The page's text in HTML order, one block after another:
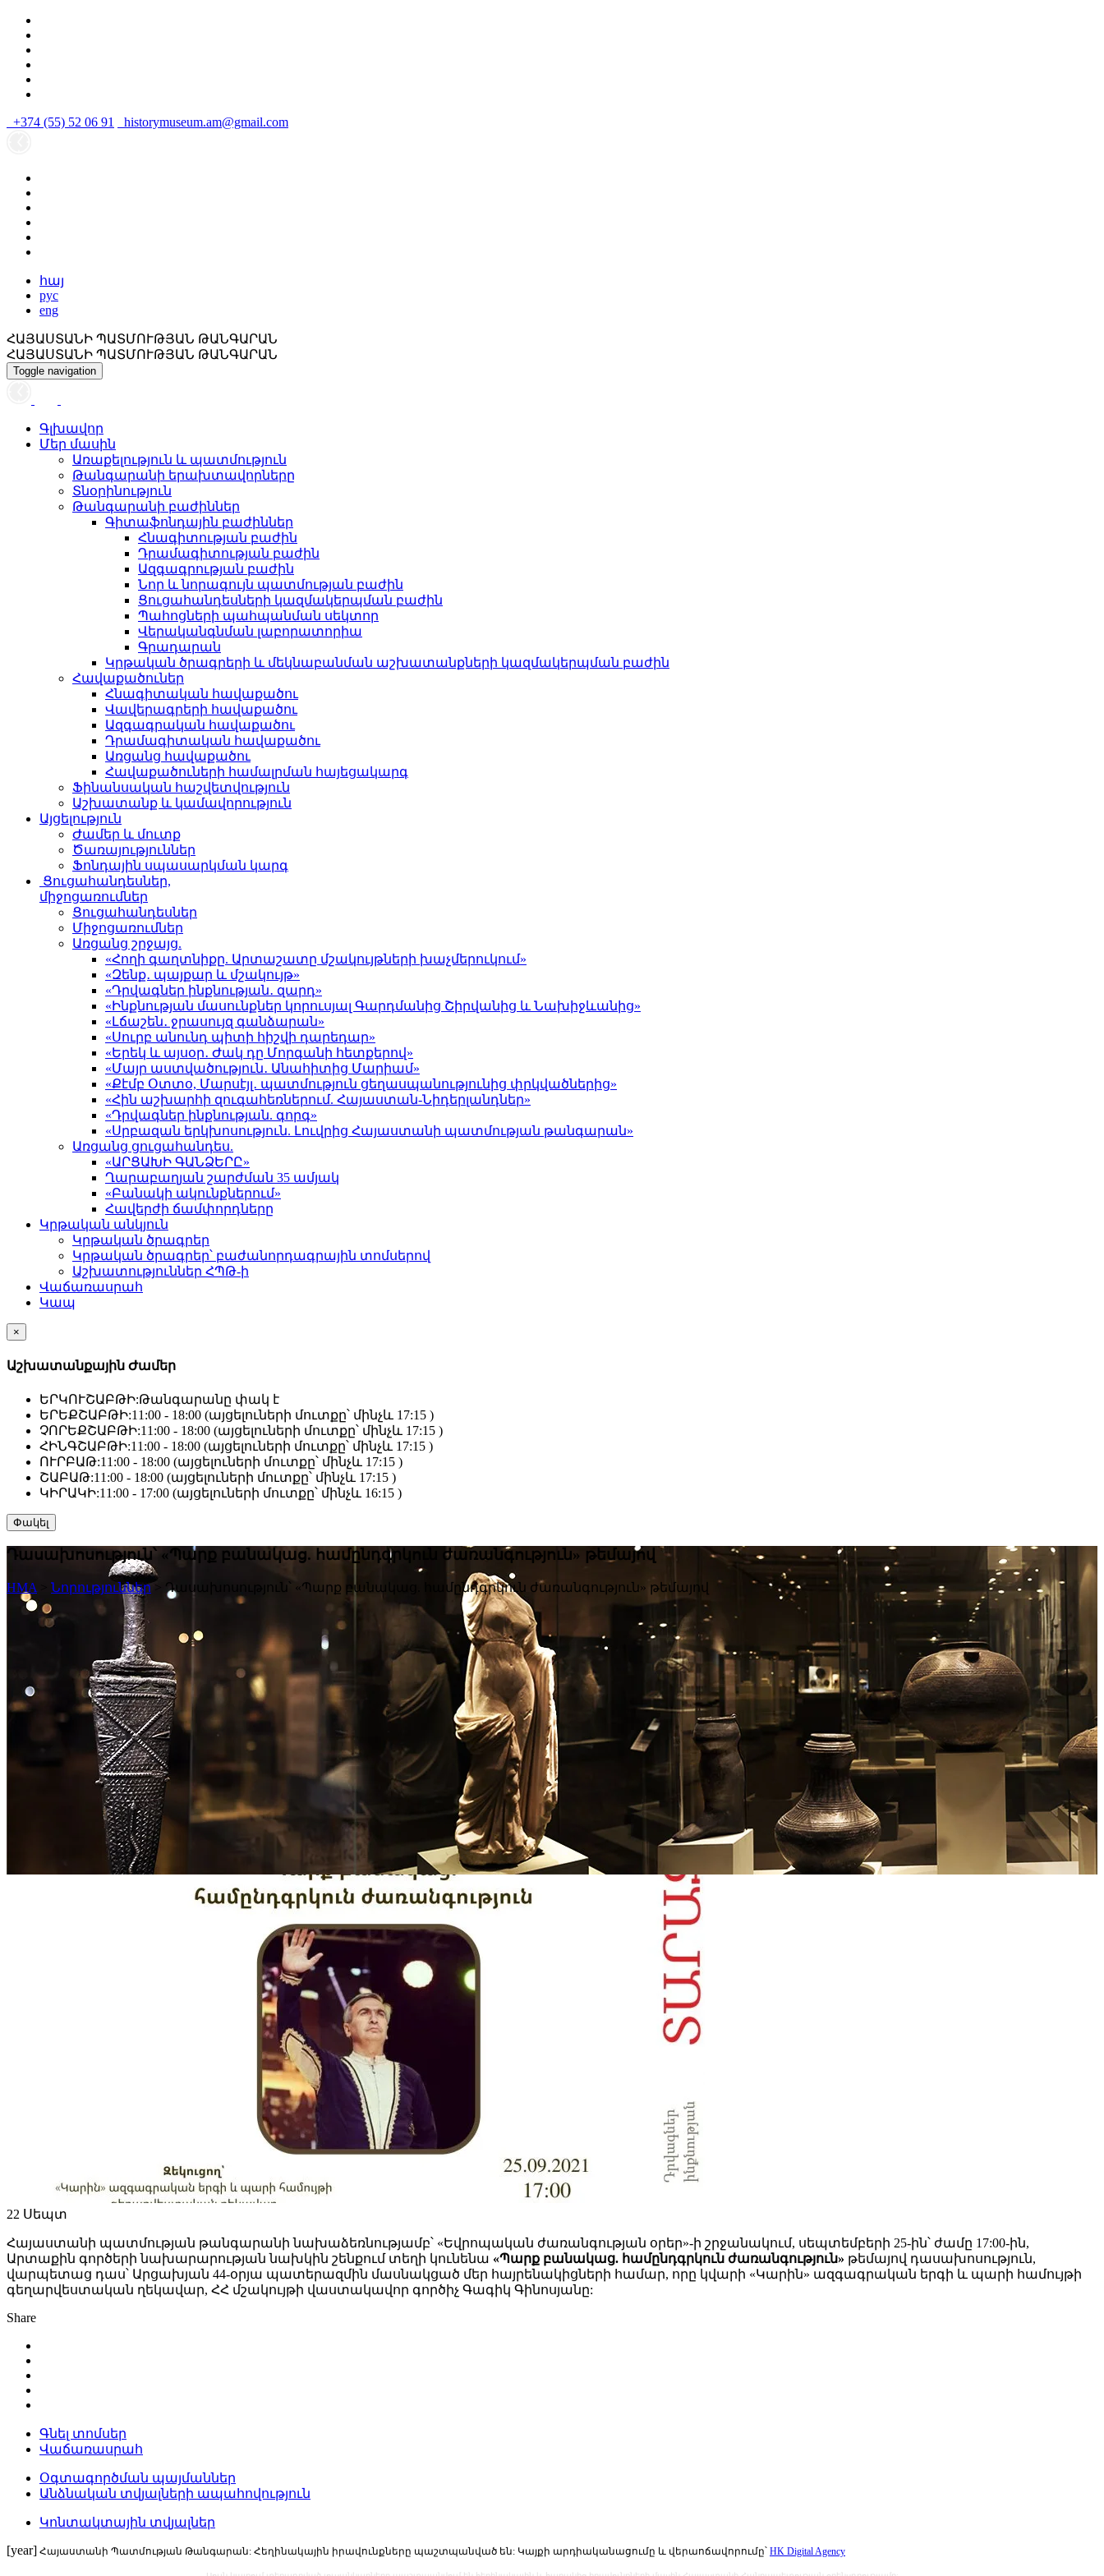
+374 (55) 52 06 91 historymuseum.am@gmail.com
հայ
рус
eng
ՀԱՅԱՍՏԱՆԻ ՊԱՏՄՈՒԹՅԱՆ ԹԱՆԳԱՐԱՆ
ՀԱՅԱՍՏԱՆԻ ՊԱՏՄՈՒԹՅԱՆ ԹԱՆԳԱՐԱՆ
Toggle navigation
Գլխավոր
Մեր մասին
Առաքելություն և պատմություն
Թանգարանի երախտավորները
Տնօրինություն
Թանգարանի բաժիններ
Գիտաֆոնդային բաժիններ
Հնագիտության բաժին
Դրամագիտության բաժին
Ազգագրության բաժին
Նոր և նորագույն պատմության բաժին
Ցուցահանդեսների կազմակերպման բաժին
Պահոցների պահպանման սեկտոր
Վերականգնման լաբորատորիա
Գրադարան
Կրթական ծրագրերի և մեկնաբանման աշխատանքների կազմակերպման բաժին
Հավաքածուներ
Հնագիտական հավաքածու
Վավերագրերի հավաքածու
Ազգագրական հավաքածու
Դրամագիտական հավաքածու
Առցանց հավաքածու
Հավաքածուների համալրման հայեցակարգ
Ֆինանսական հաշվետվություն
Աշխատանք և կամավորություն
Այցելություն
Ժամեր և մուտք
Ծառայություններ
Ֆոնդային սպասարկման կարգ
Ցուցահանդեսներ,
միջոցառումներ
Ցուցահանդեսներ
Միջոցառումներ
Առցանց շրջայց.
«Հողի գաղտնիքը. Արտաշատը մշակույթների խաչմերուկում»
«Զենք․ պայքար և մշակույթ»
«Դրվագներ ինքնության․ զարդ»
«Ինքնության մասունքներ կորուսյալ Գարդմանից Շիրվանից և Նախիջևանից»
«Լճաշեն․ ջրասույզ գանձարան»
«Սուրբ անունդ պիտի հիշվի դարեդար»
«Երեկ և այսօր․ Ժակ դը Մորգանի հետքերով»
«Մայր աստվածություն․ Անահիտից Մարիամ»
«Քէմբ Օտտօ, Մարսէյլ․ պատմություն ցեղասպանությունից փրկվածներից»
«Հին աշխարհի զուգահեռներում. Հայաստան-Նիդերլանդներ»
«Դրվագներ ինքնության. գորգ»
«Սրբազան երկխոսություն. Լուվրից Հայաստանի պատմության թանգարան»
Առցանց ցուցահանդես.
«ԱՐՑԱԽԻ ԳԱՆՁԵՐԸ»
Ղարաբաղյան շարժման 35 ամյակ
«Բանակի ակունքներում»
Հավերժի ճամփորդները
Կրթական անկյուն
Կրթական ծրագրեր
Կրթական ծրագրեր՝ բաժանորդագրային տոմսերով
Աշխատություններ ՀՊԹ-ի
Վաճառասրահ
Կապ
×
Աշխատանքային Ժամեր
ԵՐԿՈՒՇԱԲԹԻ:Թանգարանը փակ է
ԵՐԵՔՇԱԲԹԻ:11:00 - 18:00 (այցելուների մուտքը՝ մինչև 17:15 )
ՉՈՐԵՔՇԱԲԹԻ:11:00 - 18:00 (այցելուների մուտքը՝ մինչև 17:15 )
ՀԻՆԳՇԱԲԹԻ:11:00 - 18:00 (այցելուների մուտքը՝ մինչև 17:15 )
ՈՒՐԲԱԹ:11:00 - 18:00 (այցելուների մուտքը՝ մինչև 17:15 )
ՇԱԲԱԹ:11:00 - 18:00 (այցելուների մուտքը՝ մինչև 17:15 )
ԿԻՐԱԿԻ:11:00 - 17:00 (այցելուների մուտքը՝ մինչև 16:15 )
Փակել
Դասախոսություն՝ «Պարք բանակաց. համընդգրկուն ժառանգություն» թեմայով
HMA Նորություններ> Դասախոսություն՝ «Պարք բանակաց. համընդգրկուն ժառանգություն» թեմայով
22 Սեպտ
Հայաստանի պատմության թանգարանի նախաձեռնությամբ՝ «Եվրոպական ժառանգության օրեր»-ի շրջանակում, սեպտեմբերի 25-ին՝ ժամը 17:00-ին,
Արտաքին գործերի նախարարության նախկին շենքում տեղի կունենա «Պարք բանակաց. համընդգրկուն ժառանգություն» թեմայով դասախոսություն,
վարպետաց դաս՝ Արցախյան 44-օրյա պատերազմին մասնակցած մեր հայրենակիցների համար, որը կվարի «Կարին» ազգագրական երգի և պարի համույթի
գեղարվեստական ղեկավար, ՀՀ մշակույթի վաստակավոր գործիչ Գագիկ Գինոսյանը:
Share
Գնել տոմսեր
Վաճառասրահ
Օգտագործման պայմաններ
Անձնական տվյալների ապահովություն
Կոնտակտային տվյալներ
[year] Հայաստանի Պատմության Թանգարան: Հեղինակային իրավունքները պաշտպանված են: Կայքի արդիականացումը և վերաոճավորումը՝ HK Digital Agency